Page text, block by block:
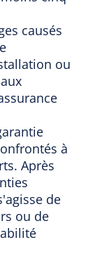
causés
ou
à
Après
de
ou de